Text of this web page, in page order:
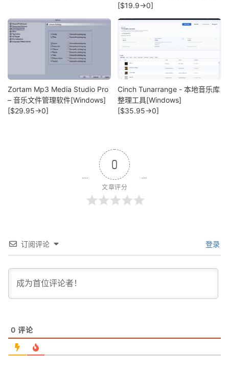
[$19.9→0]
Zortam Mp3 Media Studio Pro
– 音乐文件管理软件[Windows]
[$29.95→0]
Cinch Tunarrange - 本地音乐库
整理工具[Windows]
[$35.95→0]
0
文章评分
订阅评论 登录
0 评论